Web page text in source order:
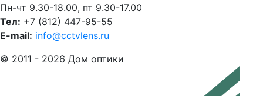
Пн-чт 9.30-18.00, пт 9.30-17.00
Тел: +7 (812) 447-95-55
E-mail: info@cctvlens.ru
© 2011 - 2026 Дом оптики